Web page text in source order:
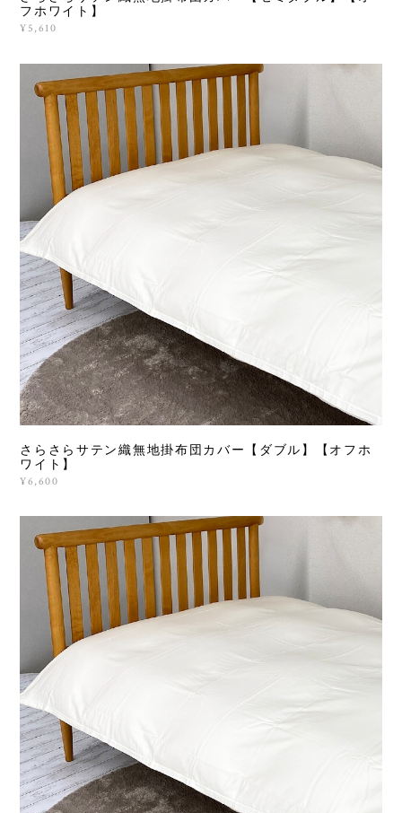
フホワイト】
¥5,610
さらさらサテン織無地掛布団カバー【ダブル】【オフホ
ワイト】
¥6,600